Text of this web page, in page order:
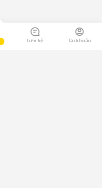
Liên hệ Tài khoản